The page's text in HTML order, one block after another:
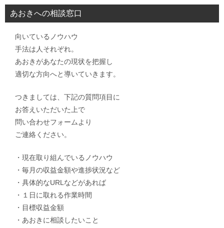
あおきへの相談窓口
向いているノウハウ
手法は人それぞれ。
あおきがあなたの現状を把握し
適切な方向へと導いていきます。
つきましては、下記の質問項目に
お答えいただいた上で
問い合わせフォームより
ご連絡ください。
・現在取り組んでいるノウハウ
・毎月の収益金額や進捗状況など
・具体的なURLなどがあれば
・１日に取れる作業時間
・目標収益金額
・あおきに相談したいこと